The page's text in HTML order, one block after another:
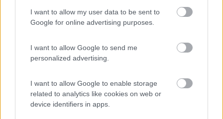
I want to allow my user data to be sent to
Google for online advertising purposes.
I want to allow Google to send me
personalized advertising.
I want to allow Google to enable storage
related to analytics like cookies on web or
device identifiers in apps.
Bellissimo contesto, amico dei cani e dei bambini.
Migliorabili i servizi offerti. Gentili i gestori. Ottima
la cucina.
Posizione
Markz 30/09/2017 8:43